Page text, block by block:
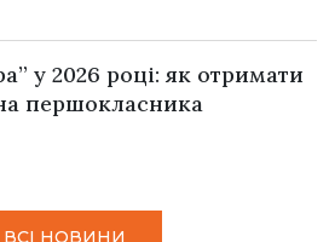
у 2026 році: як отримати
першокласника
ВСІ НОВИНИ